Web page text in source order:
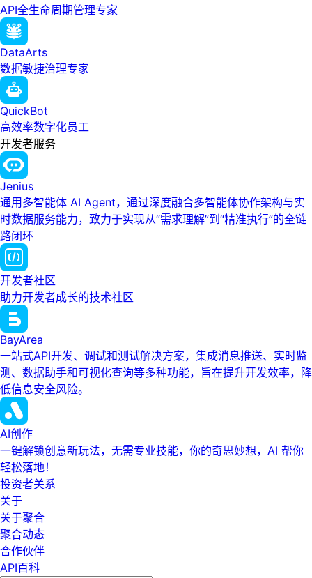
API全生命周期管理专家
DataArts
数据敏捷治理专家
QuickBot
高效率数字化员工
开发者服务
Jenius
通用多智能体 AI Agent，通过深度融合多智能体协作架构与实
时数据服务能力，致力于实现从“需求理解”到“精准执行”的全链
路闭环
开发者社区
助力开发者成长的技术社区
BayArea
一站式API开发、调试和测试解决方案，集成消息推送、实时监
测、数据助手和可视化查询等多种功能，旨在提升开发效率，降
低信息安全风险。
AI创作
一键解锁创意新玩法，无需专业技能，你的奇思妙想，AI 帮你
轻松落地！
投资者关系
关于
关于聚合
聚合动态
合作伙伴
API百科